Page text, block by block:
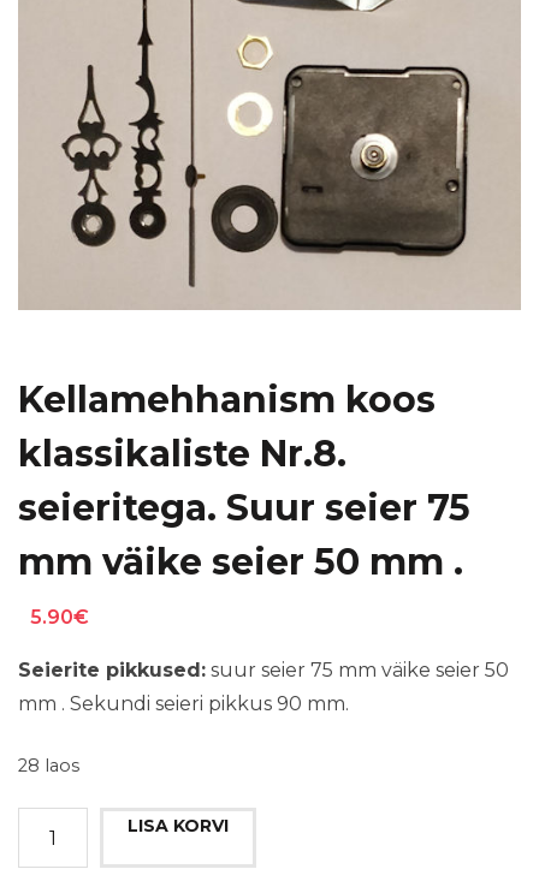
Kellamehhanism koos
klassikaliste Nr.8.
seieritega. Suur seier 75
mm väike seier 50 mm .
5.90€
Seierite pikkused: suur seier 75 mm väike seier 50
mm . Sekundi seieri pikkus 90 mm.
28 laos
KellamehhanismLISA KORVI